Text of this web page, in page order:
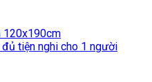
120x190cm
tiện nghi cho 1 người